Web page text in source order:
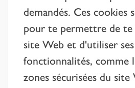
demandés. Ces cookies
pour te permettre de te
site Web et d'utiliser ses
fonctionnalités, comme
zones sécurisées du site